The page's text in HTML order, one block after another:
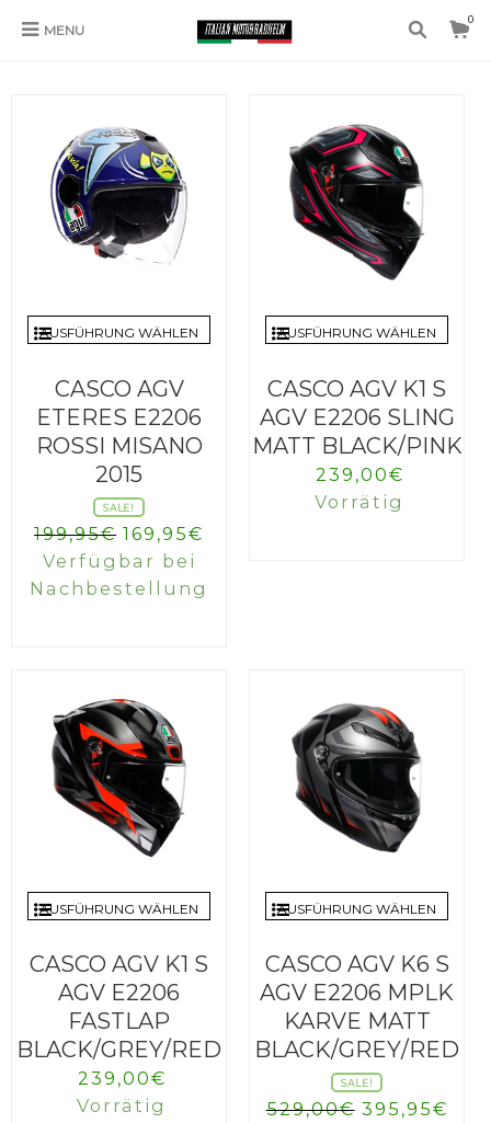
MENU
0
AUSFÜHRUNG WÄHLEN
CASCO AGV
ETERES E2206
ROSSI MISANO
2015
SALE!
199,95€ Ursprünglicher
Preis
war:
169,95€
ist:
Verfügbar bei
Nachbestellung
AUSFÜHRUNG WÄHLEN
CASCO AGV K1 S
AGV E2206 SLING
MATT BLACK/PINK
239,00€
Vorrätig
AUSFÜHRUNG WÄHLEN
CASCO AGV K1 S
AGV E2206
FASTLAP
BLACK/GREY/RED
239,00€
Vorrätig
AUSFÜHRUNG WÄHLEN
CASCO AGV K6 S
AGV E2206 MPLK
KARVE MATT
BLACK/GREY/RED
SALE!
529,00€ 395,95€